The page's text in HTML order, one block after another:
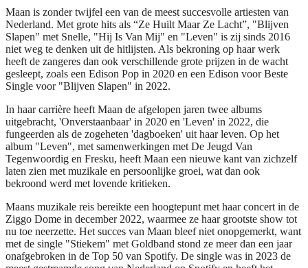
Maan is zonder twijfel een van de meest succesvolle artiesten van
Nederland. Met grote hits als “Ze Huilt Maar Ze Lacht”, "Blijven
Slapen" met Snelle, "Hij Is Van Mij" en "Leven" is zij sinds 2016
niet weg te denken uit de hitlijsten. Als bekroning op haar werk
heeft de zangeres dan ook verschillende grote prijzen in de wacht
gesleept, zoals een Edison Pop in 2020 en een Edison voor Beste
Single voor "Blijven Slapen" in 2022.
In haar carrière heeft Maan de afgelopen jaren twee albums
uitgebracht, 'Onverstaanbaar' in 2020 en 'Leven' in 2022, die
fungeerden als de zogeheten 'dagboeken' uit haar leven. Op het
album "Leven", met samenwerkingen met De Jeugd Van
Tegenwoordig en Fresku, heeft Maan een nieuwe kant van zichzelf
laten zien met muzikale en persoonlijke groei, wat dan ook
bekroond werd met lovende kritieken.
Maans muzikale reis bereikte een hoogtepunt met haar concert in de
Ziggo Dome in december 2022, waarmee ze haar grootste show tot
nu toe neerzette. Het succes van Maan bleef niet onopgemerkt, want
met de single "Stiekem" met Goldband stond ze meer dan een jaar
onafgebroken in de Top 50 van Spotify. De single was in 2023 de